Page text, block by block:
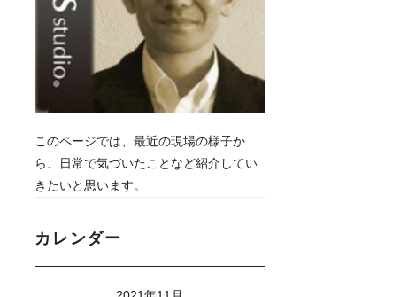
このページでは、最近の現場の様子か
ら、日常で気づいたことなど紹介してい
きたいと思います。
カレンダー